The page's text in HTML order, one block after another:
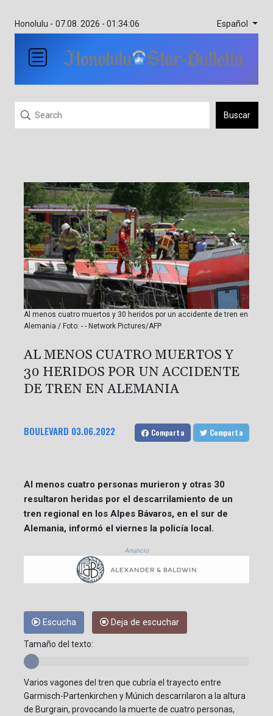
Honolulu - 07.08. 2026 - 01:34:06 Español
Buscar
Al menos cuatro muertos y 30 heridos por un accidente de tren en
Alemania / Foto: - - Network Pictures/AFP
AL MENOS CUATRO MUERTOS Y
30 HERIDOS POR UN ACCIDENTE
DE TREN EN ALEMANIA
BOULEVARD 03.06.2022 Comparta Comparta
Al menos cuatro personas murieron y otras 30
resultaron heridas por el descarrilamiento de un
tren regional en los Alpes Bávaros, en el sur de
Alemania, informó el viernes la policía local.
Anuncio
Escucha Deja de escuchar
Tamaño del texto:
Varios vagones del tren que cubría el trayecto entre
Garmisch-Partenkirchen y Múnich descarrilaron a la altura
de Burgrain, provocando la muerte de cuatro personas,